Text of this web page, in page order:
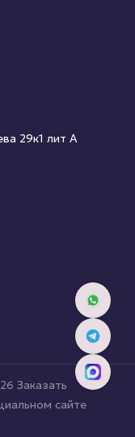
29к1 лит А
Заказать
сайте